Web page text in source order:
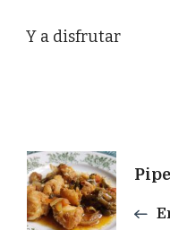
Y a disfrutar
de